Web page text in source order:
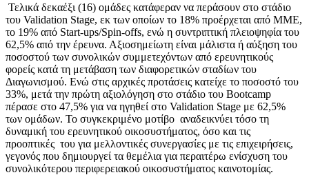
Τελικά δεκαέξι (16) ομάδες κατάφεραν να περάσουν στο στάδιο
του Validation Stage, εκ των οποίων το 18% προέρχεται από ΜΜΕ,
το 19% από Start-ups/Spin-offs, ενώ η συντριπτική πλειοψηφία του
62,5% από την έρευνα. Αξιοσημείωτη είναι μάλιστα ή αύξηση του
ποσοστού των συνολικών συμμετεχόντων από ερευνητικούς
φορείς κατά τη μετάβαση των διαφορετικών σταδίων του
Διαγωνισμού. Ενώ στις αρχικές προτάσεις κατείχε το ποσοστό του
33%, μετά την πρώτη αξιολόγηση στο στάδιο του Bootcamp
πέρασε στο 47,5% για να ηγηθεί στο Validation Stage με 62,5%
των ομάδων. Το συγκεκριμένο μοτίβο αναδεικνύει τόσο τη
δυναμική του ερευνητικού οικοσυστήματος, όσο και τις
προοπτικές του για μελλοντικές συνεργασίες με τις επιχειρήσεις,
γεγονός που δημιουργεί τα θεμέλια για περαιτέρω ενίσχυση του
συνολικότερου περιφερειακού οικοσυστήματος καινοτομίας.